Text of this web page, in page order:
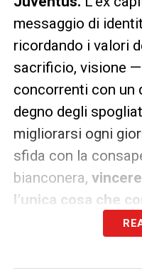
messaggio di
ricordando i valori
sacrificio, visione
concorrenti con un
degno degli
migliorarsi ogni
sfida con la
bianconera,
l’unica cosa che
LEGGI IL